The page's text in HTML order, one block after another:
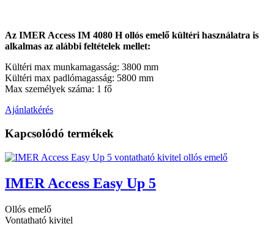
Az IMER Access IM 4080 H ollós emelő kültéri használatra is
alkalmas az alábbi feltételek mellet:
Kültéri max munkamagasság: 3800 mm
Kültéri max padlómagasság: 5800 mm
Max személyek száma: 1 fő
Ajánlatkérés
Kapcsolódó termékek
IMER Access Easy Up 5
Ollós emelő
Vontatható kivitel